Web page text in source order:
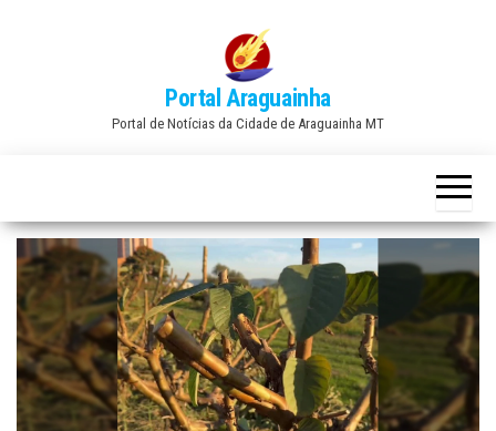
Portal Araguainha
Portal de Notícias da Cidade de Araguainha MT